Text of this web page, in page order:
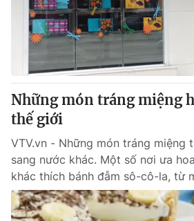
Những món tráng miệng
thế giới
VTV.vn - Những món tráng miệng
sang nước khác. Một số nơi ưa
khác thích bánh đẫm sô-cô-la, từ